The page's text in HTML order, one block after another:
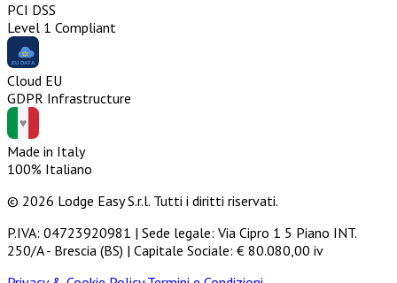
PCI DSS
Level 1 Compliant
Cloud EU
GDPR Infrastructure
Made in Italy
100% Italiano
© 2026 Lodge Easy S.r.l. Tutti i diritti riservati.
P.IVA: 04723920981 | Sede legale: Via Cipro 1 5 Piano INT.
250/A - Brescia (BS) | Capitale Sociale: € 80.080,00 iv